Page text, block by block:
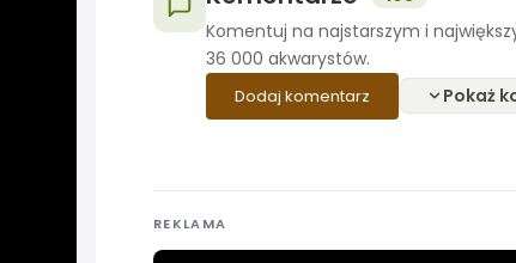
Komentuj na najstarszym i
36 000 akwarystów.
Dodaj komentarz Pokaż
REKLAMA